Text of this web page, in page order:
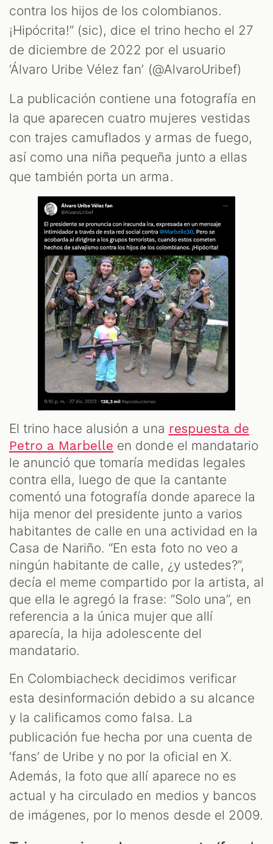
contra los hijos de los colombianos.
¡Hipócrita!” (sic), dice el trino hecho el 27
de diciembre de 2022 por el usuario
‘Álvaro Uribe Vélez fan’ (@AlvaroUribef)
La publicación contiene una fotografía en
la que aparecen cuatro mujeres vestidas
con trajes camuflados y armas de fuego,
así como una niña pequeña junto a ellas
que también porta un arma.
El trino hace alusión a una respuesta de
Petro a Marbelle en donde el mandatario
le anunció que tomaría medidas legales
contra ella, luego de que la cantante
comentó una fotografía donde aparece la
hija menor del presidente junto a varios
habitantes de calle en una actividad en la
Casa de Nariño. “En esta foto no veo a
ningún habitante de calle, ¿y ustedes?”,
decía el meme compartido por la artista, al
que ella le agregó la frase: “Solo una”, en
referencia a la única mujer que allí
aparecía, la hija adolescente del
mandatario.
En Colombiacheck decidimos verificar
esta desinformación debido a su alcance
y la calificamos como falsa. La
publicación fue hecha por una cuenta de
‘fans’ de Uribe y no por la oficial en X.
Además, la foto que allí aparece no es
actual y ha circulado en medios y bancos
de imágenes, por lo menos desde el 2009.